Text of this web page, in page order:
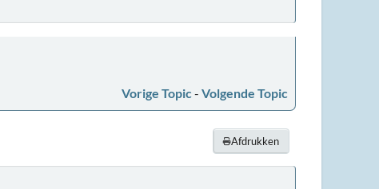
Vorige Topic - Volgende Topic
Afdrukken